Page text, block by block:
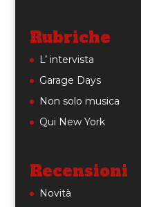
Rubriche
L’ intervista
Garage Days
Non solo musica
Qui New York
Recensioni
Novità